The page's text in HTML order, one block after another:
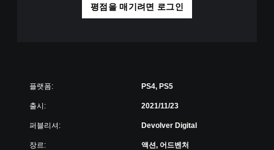
평점을 매기려면 로그인
플랫폼: PS4, PS5
출시: 2021/11/23
퍼블리셔: Devolver Digital
장르: 액션, 어드벤처